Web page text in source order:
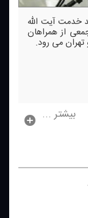
خدمت آیت الله
از همراهان
تهران می رود.
بیشتر ...